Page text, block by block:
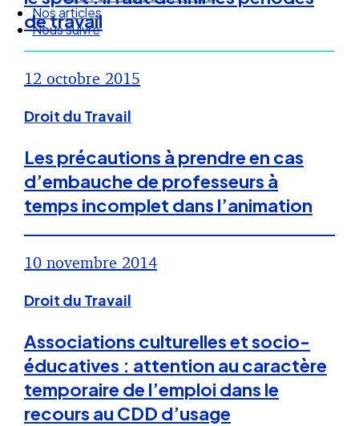
Droit Social : 60 min Recap’
Nos articles
de travail
12 octobre 2015
Droit du Travail
Les précautions à prendre en cas
d’embauche de professeurs à
temps incomplet dans l’animation
10 novembre 2014
Droit du Travail
Associations culturelles et socio-
éducatives : attention au caractère
temporaire de l’emploi dans le
recours au CDD d’usage